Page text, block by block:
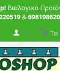
Βιολογικά
&
Το